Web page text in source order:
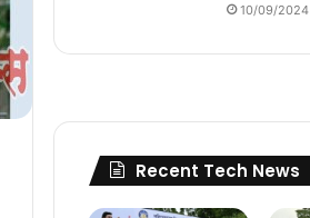
10/09/2024
Recent Tech News